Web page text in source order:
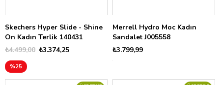
Skechers Hyper Slide - Shine
On Kadın Terlik 140431
₺3.374,25
₺4.499,00
%25
Merrell Hydro Moc Kadın
Sandalet J005558
₺3.799,99